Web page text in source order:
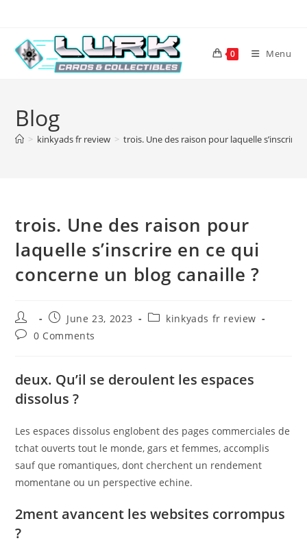
content
0 Menu
Blog
> kinkyads fr review > trois. Une des raison pour laquelle s’inscrire
trois. Une des raison pour
laquelle s’inscrire en ce qui
concerne un blog canaille ?
Post
author:
Post
published:
June 23, 2023
Postkinkyads fr review
Post0 Comments
deux. Qu’il se deroulent les espaces
dissolus ?
Les espaces dissolus englobent des pages commerciales de
tchat ouverts tout le monde, gars et femmes, accomplis
sauf que romantiques, dont cherchent un rendement
momentane ou un perspective echine.
2ment avancent les websites corrompus
?